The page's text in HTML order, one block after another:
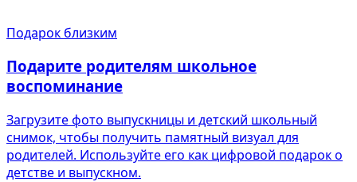
Подарок близким
Подарите родителям школьное
воспоминание
Загрузите фото выпускницы и детский школьный
снимок, чтобы получить памятный визуал для
родителей. Используйте его как цифровой подарок о
детстве и выпускном.